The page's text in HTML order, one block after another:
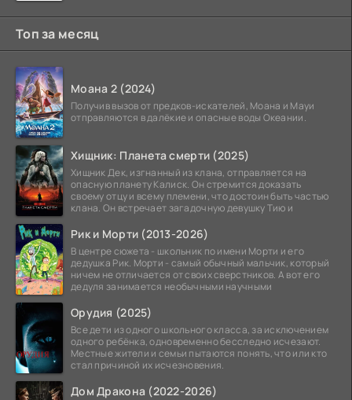
Топ за месяц
Моана 2 (2024)
Получив вызов от предков-искателей, Моана и Мауи
отправляются в далёкие и опасные воды Океании.
Хищник: Планета смерти (2025)
Хищник Дек, изгнанный из клана, отправляется на
опасную планету Калиск. Он стремится доказать
своему отцу и всему племени, что достоин быть частью
клана. Он встречает загадочную девушку Тию и
Рик и Морти (2013-2026)
В центре сюжета - школьник по имени Морти и его
дедушка Рик. Морти - самый обычный мальчик, который
ничем не отличается от своих сверстников. А вот его
дедуля занимается необычными научными
Орудия (2025)
Все дети из одного школьного класса, за исключением
одного ребёнка, одновременно бесследно исчезают.
Местные жители и семьи пытаются понять, что или кто
стал причиной их исчезновения.
Дом Дракона (2022-2026)